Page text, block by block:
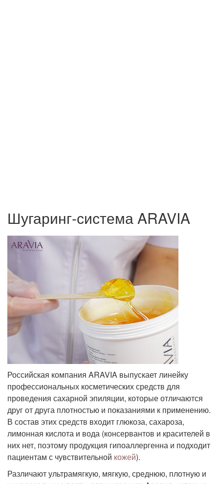
Шугаринг-система ARAVIA
Российская компания ARAVIA выпускает линейку
профессиональных косметических средств для
проведения сахарной эпиляции, которые отличаются
друг от друга плотностью и показаниями к применению.
В состав этих средств входит глюкоза, сахароза,
лимонная кислота и вода (консервантов и красителей в
них нет, поэтому продукция гипоаллергенна и подходит
пациентам с чувствительной кожей).
Различают ультрамягкую, мягкую, среднюю, плотную и